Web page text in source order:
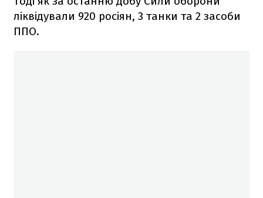
ліквідували 920 росіян, 3 танки та 2 засоби
ППО.